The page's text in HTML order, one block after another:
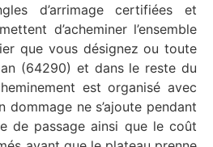
d’arrimage certifiées et
d’acheminer l’ensemble
que vous désignez ou toute
(64290) et dans le reste du
est organisé avec
dommage ne s’ajoute pendant
de passage ainsi que le coût